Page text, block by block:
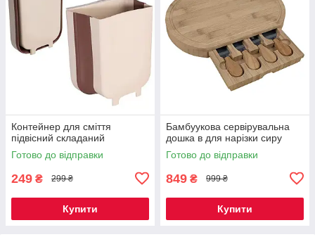
Контейнер для сміття
підвісний складаний
Готово до відправки
249 ₴ 299 ₴
Купити
Бамбуукова сервірувальна
дошка в для нарізки сиру
Готово до відправки
849 ₴ 999 ₴
Купити